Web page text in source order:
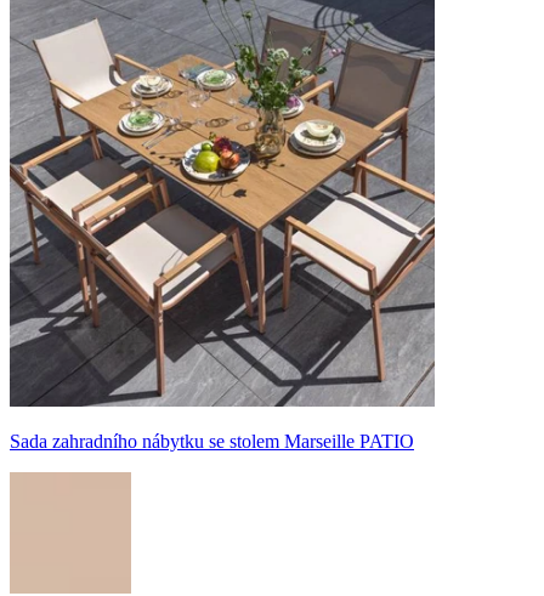
Sada zahradního nábytku se stolem Marseille PATIO